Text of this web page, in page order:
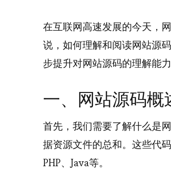
在互联网高速发展的今天，
说，如何理解和阅读网站源
步提升对网站源码的理解能力
一、网站源码概
首先，我们需要了解什么是
据资源文件的总和。这些代
PHP、Java等。